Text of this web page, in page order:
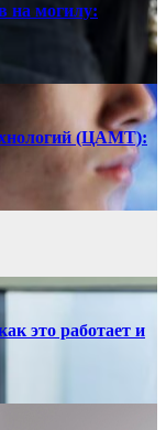
на могилу:
(ЦАМТ):
это работает и